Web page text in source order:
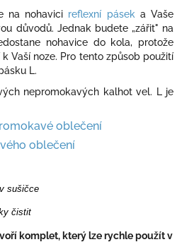
na nohavici reflexní pásek a Vaše
důvodů. Jednak budete „zářit" na
nohavice do kola, protože
Vaší noze. Pro tento způsob použití
L.
nepromokavých kalhot vel. L je
oblečení
oblečení
sušičce
čistit
komplet, který lze rychle použít v